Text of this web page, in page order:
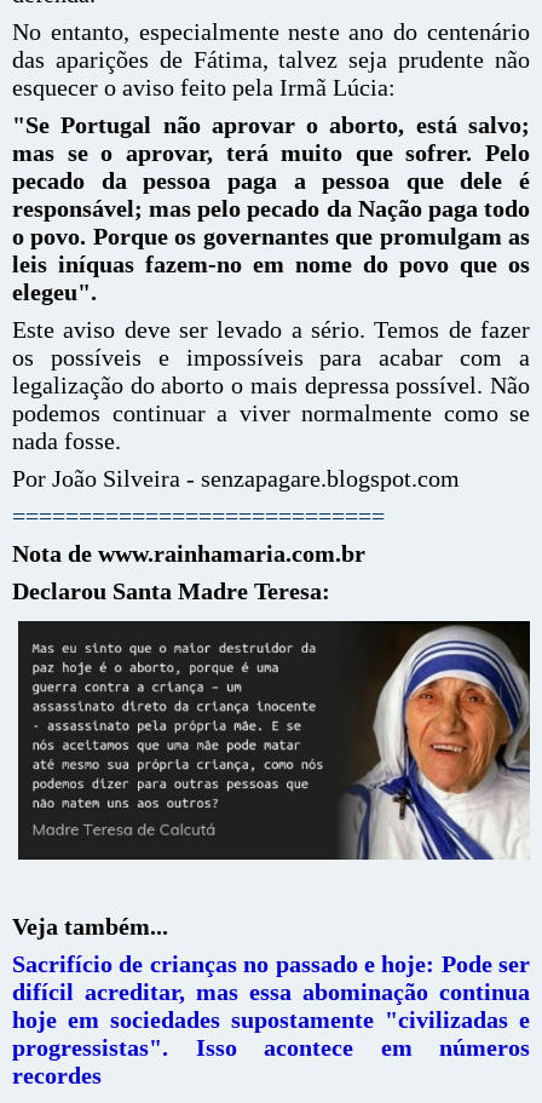
No entanto, especialmente neste ano do centenário
das aparições de Fátima, talvez seja prudente não
esquecer o aviso feito pela Irmã Lúcia:
"Se Portugal não aprovar o aborto, está salvo;
mas se o aprovar, terá muito que sofrer. Pelo
pecado da pessoa paga a pessoa que dele é
responsável; mas pelo pecado da Nação paga todo
o povo. Porque os governantes que promulgam as
leis iníquas fazem-no em nome do povo que os
elegeu".
Este aviso deve ser levado a sério. Temos de fazer
os possíveis e impossíveis para acabar com a
legalização do aborto o mais depressa possível. Não
podemos continuar a viver normalmente como se
nada fosse.
Por João Silveira - senzapagare.blogspot.com
============================
Nota de www.rainhamaria.com.br
Declarou Santa Madre Teresa:
Veja também...
Sacrifício de crianças no passado e hoje: Pode ser
difícil acreditar, mas essa abominação continua
hoje em sociedades supostamente "civilizadas e
progressistas". Isso acontece em números
recordes